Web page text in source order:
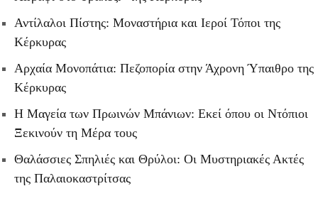
Αντίλαλοι Πίστης: Μοναστήρια και Ιεροί Τόποι της
Κέρκυρας
Αρχαία Μονοπάτια: Πεζοπορία στην Άχρονη Ύπαιθρο της
Κέρκυρας
Η Μαγεία των Πρωινών Μπάνιων: Εκεί όπου οι Ντόπιοι
Ξεκινούν τη Μέρα τους
Θαλάσσιες Σπηλιές και Θρύλοι: Οι Μυστηριακές Ακτές
της Παλαιοκαστρίτσας